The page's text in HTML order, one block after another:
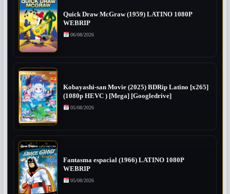
Quick Draw McGraw (1959) LATINO 1080P
WEBRIP
06/08/2026
Kobayashi-san Movie (2025) BDRip Latino [x265]
(1080p HEVC ) [Mega] [Googledrive]
05/08/2026
Fantasma espacial (1966) LATINO 1080P
WEBRIP
05/08/2026